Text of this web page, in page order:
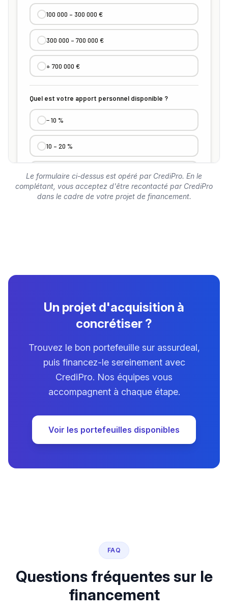
Le formulaire ci-dessus est opéré par CrediPro. En le
complétant, vous acceptez d'être recontacté par CrediPro
dans le cadre de votre projet de financement.
Un projet d'acquisition à
concrétiser ?
Trouvez le bon portefeuille sur assurdeal,
puis financez-le sereinement avec
CrediPro. Nos équipes vous
accompagnent à chaque étape.
Voir les portefeuilles disponibles
FAQ
Questions fréquentes sur le
financement